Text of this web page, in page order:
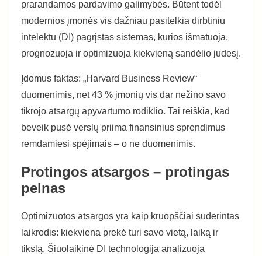
prarandamos pardavimo galimybės. Būtent todėl
modernios įmonės vis dažniau pasitelkia dirbtiniu
intelektu (DI) pagrįstas sistemas, kurios išmatuoja,
prognozuoja ir optimizuoja kiekvieną sandėlio judesį.
Įdomus faktas: „Harvard Business Review“
duomenimis, net 43 % įmonių vis dar nežino savo
tikrojo atsargų apyvartumo rodiklio. Tai reiškia, kad
beveik pusė verslų priima finansinius sprendimus
remdamiesi spėjimais – o ne duomenimis.
Protingos atsargos – protingas
pelnas
Optimizuotos atsargos yra kaip kruopščiai suderintas
laikrodis: kiekviena prekė turi savo vietą, laiką ir
tikslą. Šiuolaikinė DI technologija analizuoja